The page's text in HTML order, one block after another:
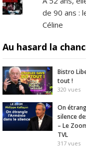
de 90 ans :
Céline
Au hasard la
Bistro
tout !
320 vues
On
silence
– Le
TVL
317 vues